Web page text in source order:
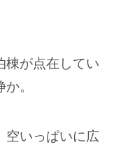
棟が点在してい
。
空いっぱいに広